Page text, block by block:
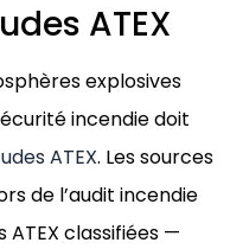
ATEX
explosives
incendie doit
ATEX. Les sources
de l’audit incendie
classifiées —